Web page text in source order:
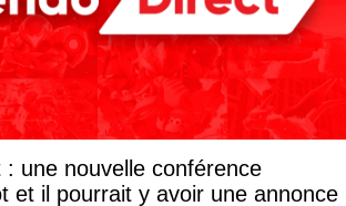
: une nouvelle conférence
et il pourrait y avoir une annonce